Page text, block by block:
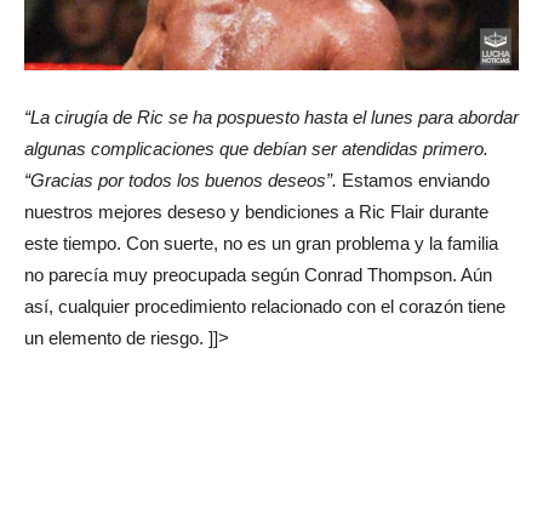
“La cirugía de Ric se ha pospuesto hasta el lunes para abordar
algunas complicaciones que debían ser atendidas primero.
“Gracias por todos los buenos deseos”. Estamos enviando
nuestros mejores deseso y bendiciones a Ric Flair durante
este tiempo. Con suerte, no es un gran problema y la familia
no parecía muy preocupada según Conrad Thompson. Aún
así, cualquier procedimiento relacionado con el corazón tiene
un elemento de riesgo. ]]>